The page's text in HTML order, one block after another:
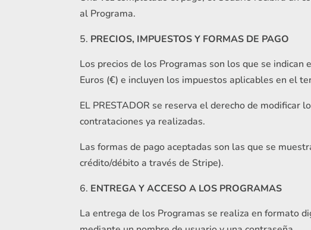
al Programa.
PRECIOS, IMPUESTOS Y FORMAS DE PAGO
Los precios de los Programas son los que se
Euros (€) e incluyen los impuestos aplicables en el
EL PRESTADOR se reserva el derecho de modificar
contrataciones ya realizadas.
Las formas de pago aceptadas son las que se
crédito/débito a través de Stripe).
ENTREGA Y ACCESO A LOS PROGRAMAS
La entrega de los Programas se realiza en formato